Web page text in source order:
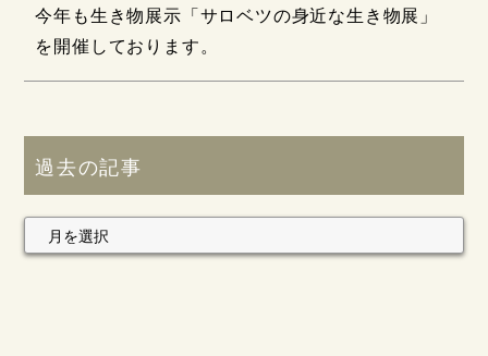
今年も生き物展示「サロベツの身近な生き物展」
を開催しております。
過去の記事